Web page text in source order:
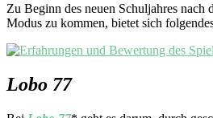
Zu Beginn des neuen Schuljahres nach
Modus zu kommen, bietet sich
Lobo 77